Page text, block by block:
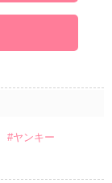
#ヤンキー